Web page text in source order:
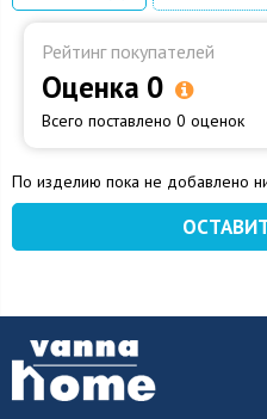
Рейтинг покупателей
Оценка 0
Всего поставлено 0 оценок
По изделию пока не добавлено